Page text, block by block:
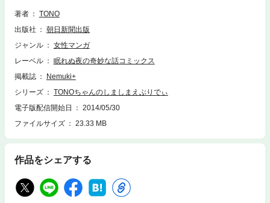
著者
TONO
出版社
朝日新聞出版
ジャンル
女性マンガ
レーベル
眠れぬ夜の奇妙な話コミックス
掲載誌
Nemuki+
シリーズ
TONOちゃんのしましまえぶりでぃ
電子版配信開始日
2014/05/30
ファイルサイズ
23.33 MB
作品をシェアする